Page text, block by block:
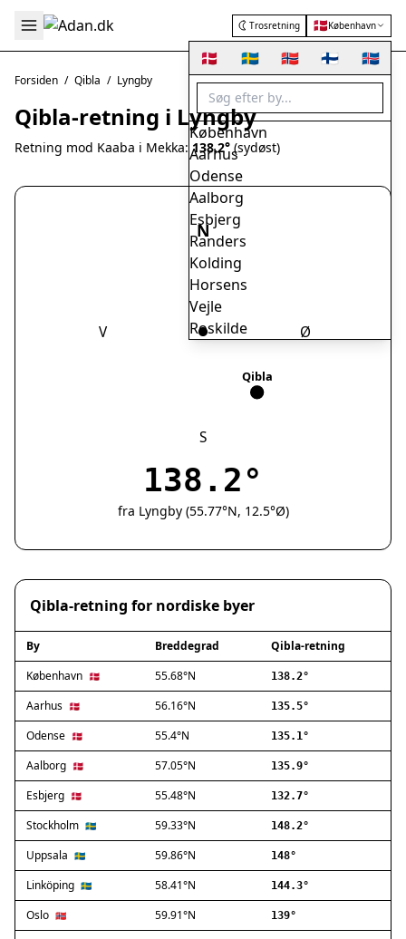
Trosretning 🇩🇰København
🇩🇰 🇸🇪 🇳🇴 🇫🇮 🇮🇸
København
Aarhus
Odense
Aalborg
Esbjerg
Randers
Kolding
Horsens
Vejle
Roskilde
Helsingør
Hørsholm
Næstved
Viborg
Køge
Holstebro
Taastrup
Sønderborg
Holbæk
Svendborg
Hjørring
Frederikshavn
Nørresundby
Haderslev
Albertslund
Allerød
Ballerup
Birkerød
Brøndby
Charlottenlund
Dragør
Forsiden / Qibla / Lyngby
Qibla-retning i Lyngby
Retning mod Kaaba i Mekka: 138.2°(sydøst)
N
Ø
S
V
Qibla
138.2°
fra Lyngby (55.77°N, 12.5°Ø)
Qibla-retning for nordiske byer
By Breddegrad
Qibla-retning
København 🇩🇰 55.68°N 138.2°
Aarhus 🇩🇰 56.16°N 135.5°
Odense 🇩🇰 55.4°N 135.1°
Aalborg 🇩🇰 57.05°N 135.9°
Esbjerg 🇩🇰 55.48°N 132.7°
Stockholm 🇸🇪 59.33°N 148.2°
Uppsala 🇸🇪 59.86°N 148°
Linköping 🇸🇪 58.41°N 144.3°
Oslo 🇳🇴 59.91°N 139°